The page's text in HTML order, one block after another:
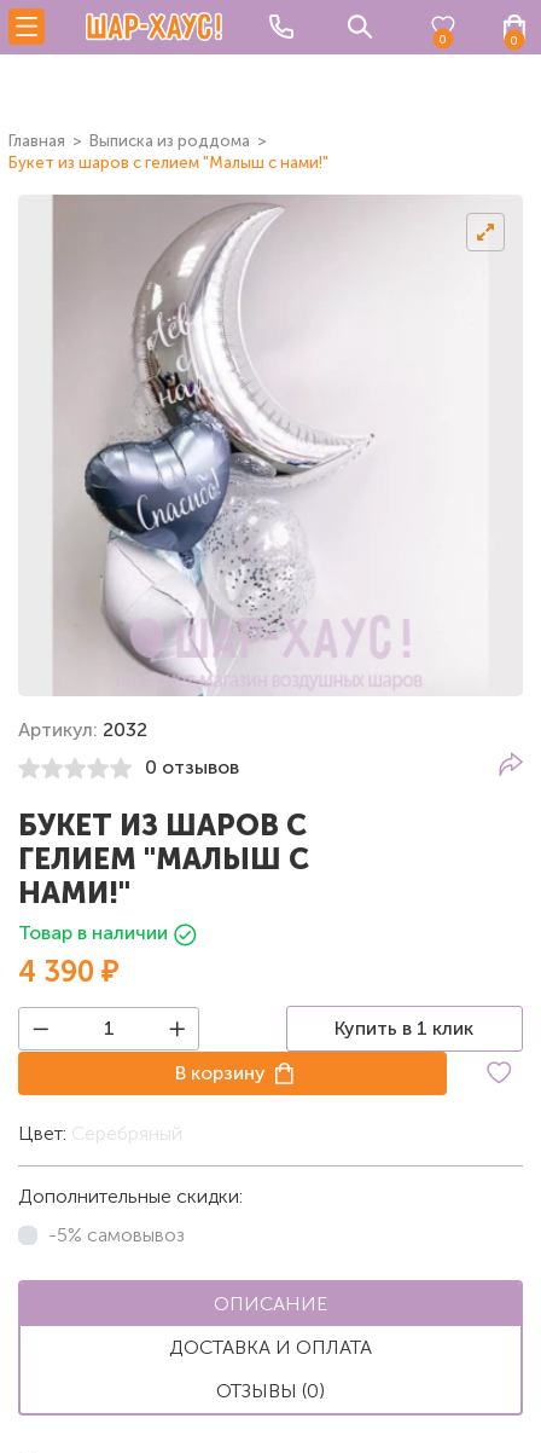
0 0
Главная
Выписка из роддома
Букет из шаров с гелием "Малыш с нами!"
Артикул: 2032
0 отзывов
БУКЕТ ИЗ ШАРОВ С
ГЕЛИЕМ "МАЛЫШ С
НАМИ!"
Товар в наличии
4 390 ₽
Купить в 1 клик
В корзину
Цвет: Серебряный
Дополнительные скидки:
-5% самовывоз
ОПИСАНИЕ
ДОСТАВКА И ОПЛАТА
ОТЗЫВЫ (0)